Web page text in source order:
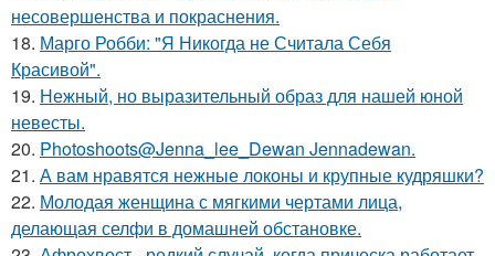
несовершенства и покраснения.
18. Марго Робби: "Я Никогда не Считала Себя
Красивой".
19. Нежный, но выразительный образ для нашей юной
невесты.
20. Photoshoots@Jenna_lee_Dewan Jennadewan.
21. А вам нравятся нежные локоны и крупные кудряшки?
22. Молодая женщина с мягкими чертами лица,
делающая селфи в домашней обстановке.